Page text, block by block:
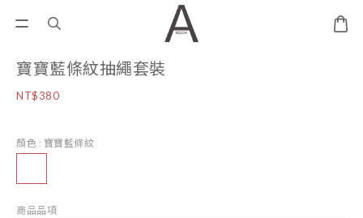
寶寶藍條紋抽繩套裝
NT$380
顏色 : 寶寶藍條紋
商品品項